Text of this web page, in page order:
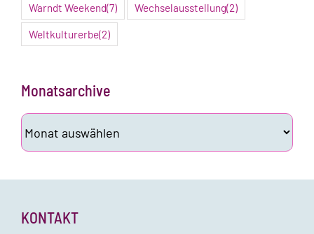
Warndt Weekend(7) Wechselausstellung(2)
Weltkulturerbe(2)
Monatsarchive
Monatsarchive
KONTAKT